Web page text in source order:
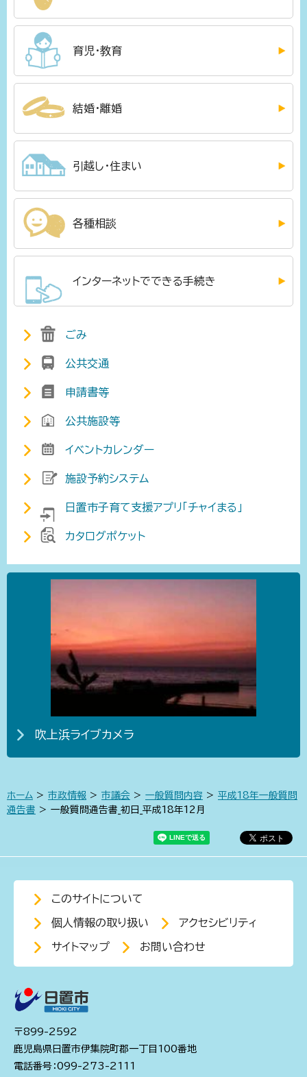
育児・教育
結婚・離婚
引越し・住まい
各種相談
インターネットでできる手続き
ごみ
公共交通
申請書等
公共施設等
イベントカレンダー
施設予約システム
日置市子育て支援アプリ「チャイまる」
カタログポケット
吹上浜ライブカメラ
ホーム > 市政情報 > 市議会 > 一般質問内容 > 平成18年一般質問
通告書 > 一般質問通告書_初日_平成18年12月
このサイトについて
個人情報の取り扱い アクセシビリティ
サイトマップ お問い合わせ
〒899-2592
鹿児島県日置市伊集院町郡一丁目100番地
電話番号：099-273-2111